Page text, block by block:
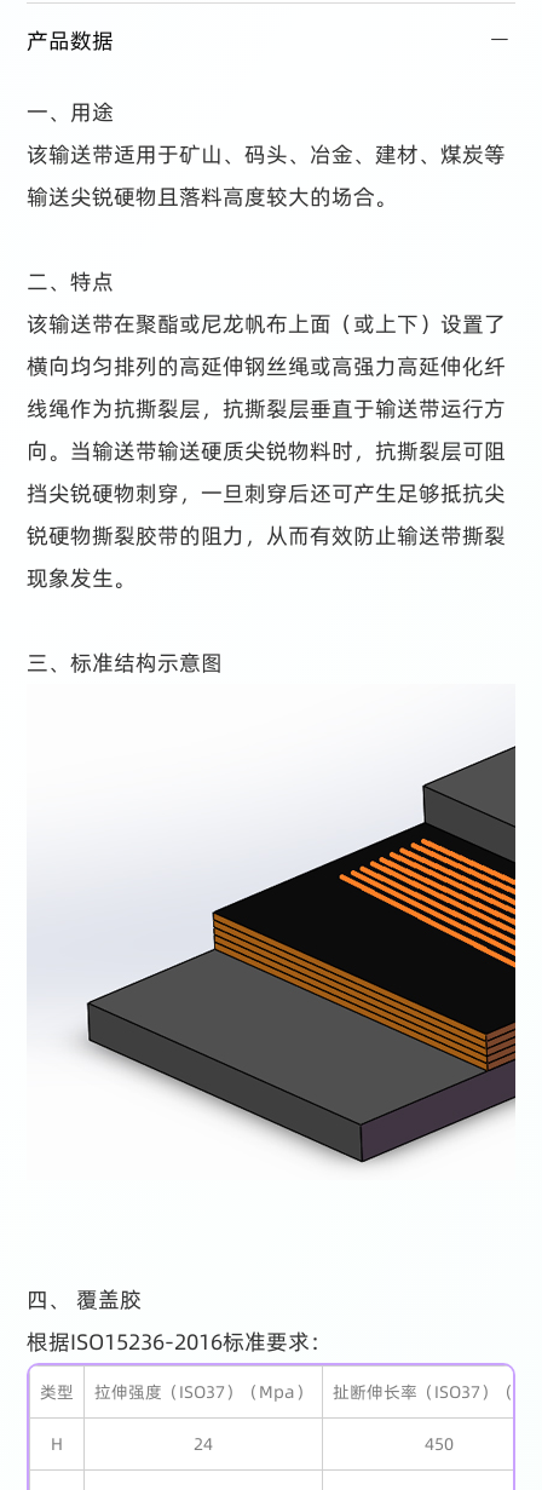
产品数据
一、用途
该输送带适用于矿山、码头、冶金、建材、煤炭等
输送尖锐硬物且落料高度较大的场合。
二、特点
该输送带在聚酯或尼龙帆布上面（或上下）设置了
横向均匀排列的高延伸钢丝绳或高强力高延伸化纤
线绳作为抗撕裂层，抗撕裂层垂直于输送带运行方
向。当输送带输送硬质尖锐物料时，抗撕裂层可阻
挡尖锐硬物刺穿，一旦刺穿后还可产生足够抵抗尖
锐硬物撕裂胶带的阻力，从而有效防止输送带撕裂
现象发生。
三、标准结构示意图
四、 覆盖胶
根据ISO15236-2016标准要求：
类型 拉伸强度（ISO37）（Mpa） 扯断伸长率（ISO37）（%
H 24 450